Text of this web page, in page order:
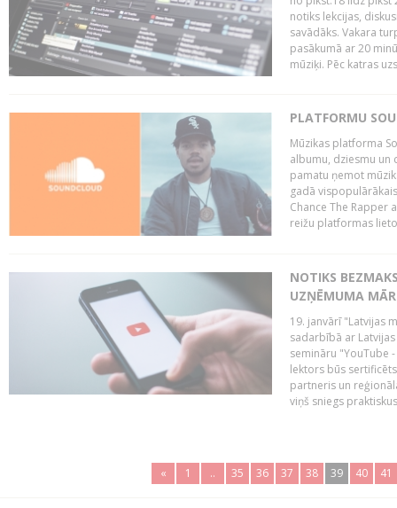
notiks lekcijas,
savādāks. Vakara
pasākumā ar 20
mūziķi. Pēc katras
PLATFORMU
Mūzikas platforma
albumu, dziesmu un
pamatu ņemot
gadā
Chance The Rapper
reižu platformas
NOTIKS
UZŅĒMUMA
19. janvārī "Latvijas
sadarbībā ar
semināru "YouTube
lektors būs
partneris un
viņš sniegs
« 1 .. 35 36 37 38 39 40 41